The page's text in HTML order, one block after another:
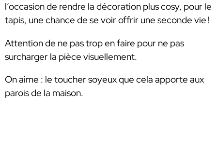
l’occasion de rendre la décoration plus cosy, pour le
tapis, une chance de se voir offrir une seconde vie !
Attention de ne pas trop en faire pour ne pas
surcharger la pièce visuellement.
On aime : le toucher soyeux que cela apporte aux
parois de la maison.